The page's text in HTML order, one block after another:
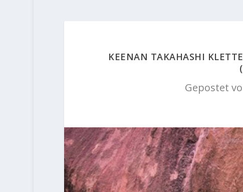
KEENAN TAKAHASHI
Gepostet